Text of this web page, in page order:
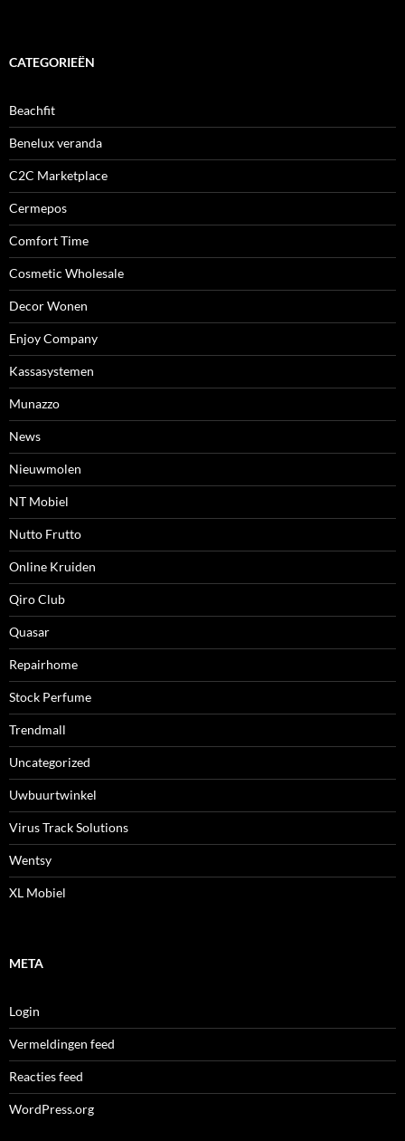
CATEGORIEËN
Beachfit
Benelux veranda
C2C Marketplace
Cermepos
Comfort Time
Cosmetic Wholesale
Decor Wonen
Enjoy Company
Kassasystemen
Munazzo
News
Nieuwmolen
NT Mobiel
Nutto Frutto
Online Kruiden
Qiro Club
Quasar
Repairhome
Stock Perfume
Trendmall
Uncategorized
Uwbuurtwinkel
Virus Track Solutions
Wentsy
XL Mobiel
META
Login
Vermeldingen feed
Reacties feed
WordPress.org